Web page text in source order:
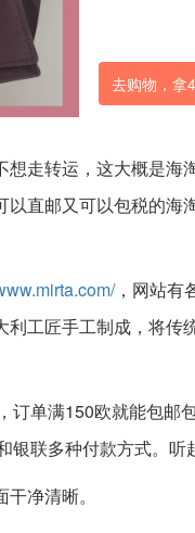
去购物，拿
想走转运，这大概是
以直邮又可以包税的
，网站有
利工匠手工制成，将
订单满150欧就能包
联多种付款方式。听
净清晰。